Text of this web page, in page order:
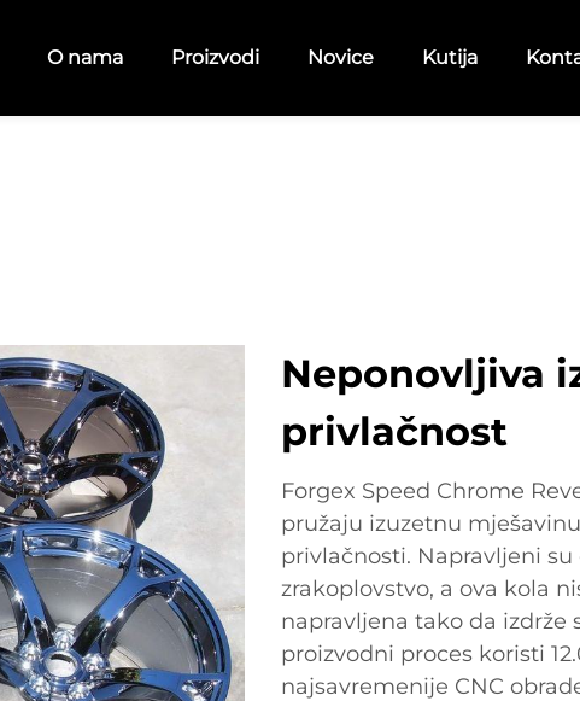
O nama Proizvodi Novice Kutija
Neponovljiva
privlačnost
Forgex Speed Chrome
pružaju izuzetnu
privlačnosti. Napravljeni
zrakoplovstvo, a ova kola
napravljena tako da izdrže
proizvodni proces koristi
najsavremenije CNC